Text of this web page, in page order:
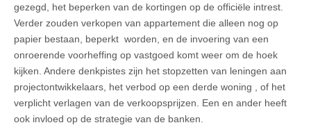
gezegd, het beperken van de kortingen op de officiële intrest.
Verder zouden verkopen van appartement die alleen nog op
papier bestaan, beperkt worden, en de invoering van een
onroerende voorheffing op vastgoed komt weer om de hoek
kijken. Andere denkpistes zijn het stopzetten van leningen aan
projectontwikkelaars, het verbod op een derde woning , of het
verplicht verlagen van de verkoopsprijzen. Een en ander heeft
ook invloed op de strategie van de banken.